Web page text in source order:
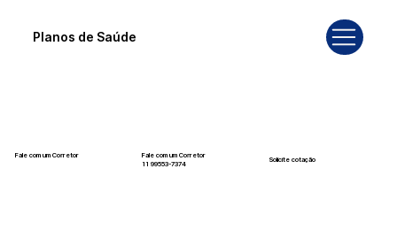
Planos de Saúde
Fale com um Corretor
Fale com um Corretor
11 99553-7374
Solicite cotação